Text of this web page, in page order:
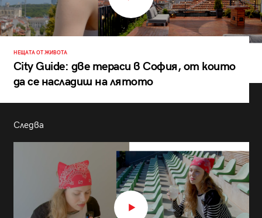
НЕЩАТА ОТ ЖИВОТА
City Guide: две тераси в София, от които
да се насладиш на лятото
Следва